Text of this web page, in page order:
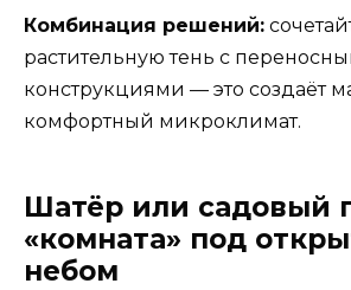
Комбинация решений:
растительную тень с
конструкциями — это создаёт
комфортный микроклимат.
Шатёр или садовый
«комната» под
небом